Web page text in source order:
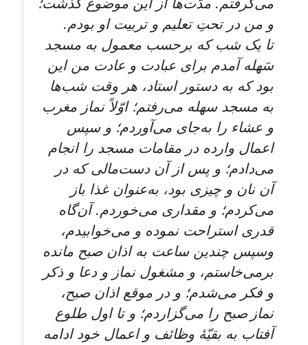
و من در تحتِ تعلیم و تربیت او بودم.
تا یک شب که برحسب معمول به مسجد
سَهله آمدم برای عبادت و عادت من این
بود که به دستور استاد، هر وقت شب‌ها
به مسجد سهله می‌رفتم؛ اوّلاً نماز مغرب
و عشاء را به‌جای می‌آوردم؛ و سپس
اعمال وارده در مقامات مسجد را انجام
می‌دادم؛ و پس از آن دست‌مالی که در
آن نان و چیزی بود، به‌عنوان غذا باز
می‌کردم؛ و مقداری می‌خوردم. آن‌گاه
قدری استراحت نموده و می‌خوابیدم،
وسپس چندین ساعت به اذان صبح مانده
برمی‌خاستم، و مشغول نماز و دعا و ذکر
و فکر می‌شدم؛ و در موقع اذان صبح،
نماز صبح را می‌گزاردم؛ و تا اول طلوع
آفتاب به بقیّۀ وظائف و اعمال خود ادامه